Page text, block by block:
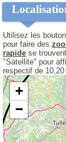
Utilisez les
pour faire des
rapide se
"Satellite" pour
respectif de
+
−